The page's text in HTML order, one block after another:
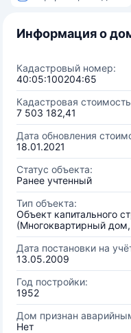
Информация о
Кадастровый номер:
40:05:100204:65
Кадастровая
7 503 182,41
Дата обновления
18.01.2021
Статус объекта:
Ранее учтенный
Тип объекта:
Объект капитального
(Многоквартирный
Дата постановки на
13.05.2009
Год постройки:
1952
Дом признан
Нет